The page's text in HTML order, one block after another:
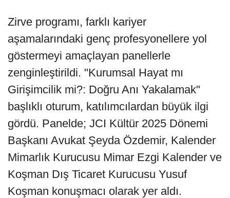
Zirve programı, farklı kariyer
aşamalarındaki genç profesyonellere yol
göstermeyi amaçlayan panellerle
zenginleştirildi. "Kurumsal Hayat mı
Girişimcilik mi?: Doğru Anı Yakalamak"
başlıklı oturum, katılımcılardan büyük ilgi
gördü. Panelde; JCI Kültür 2025 Dönemi
Başkanı Avukat Şeyda Özdemir, Kalender
Mimarlık Kurucusu Mimar Ezgi Kalender ve
Koşman Dış Ticaret Kurucusu Yusuf
Koşman konuşmacı olarak yer aldı.